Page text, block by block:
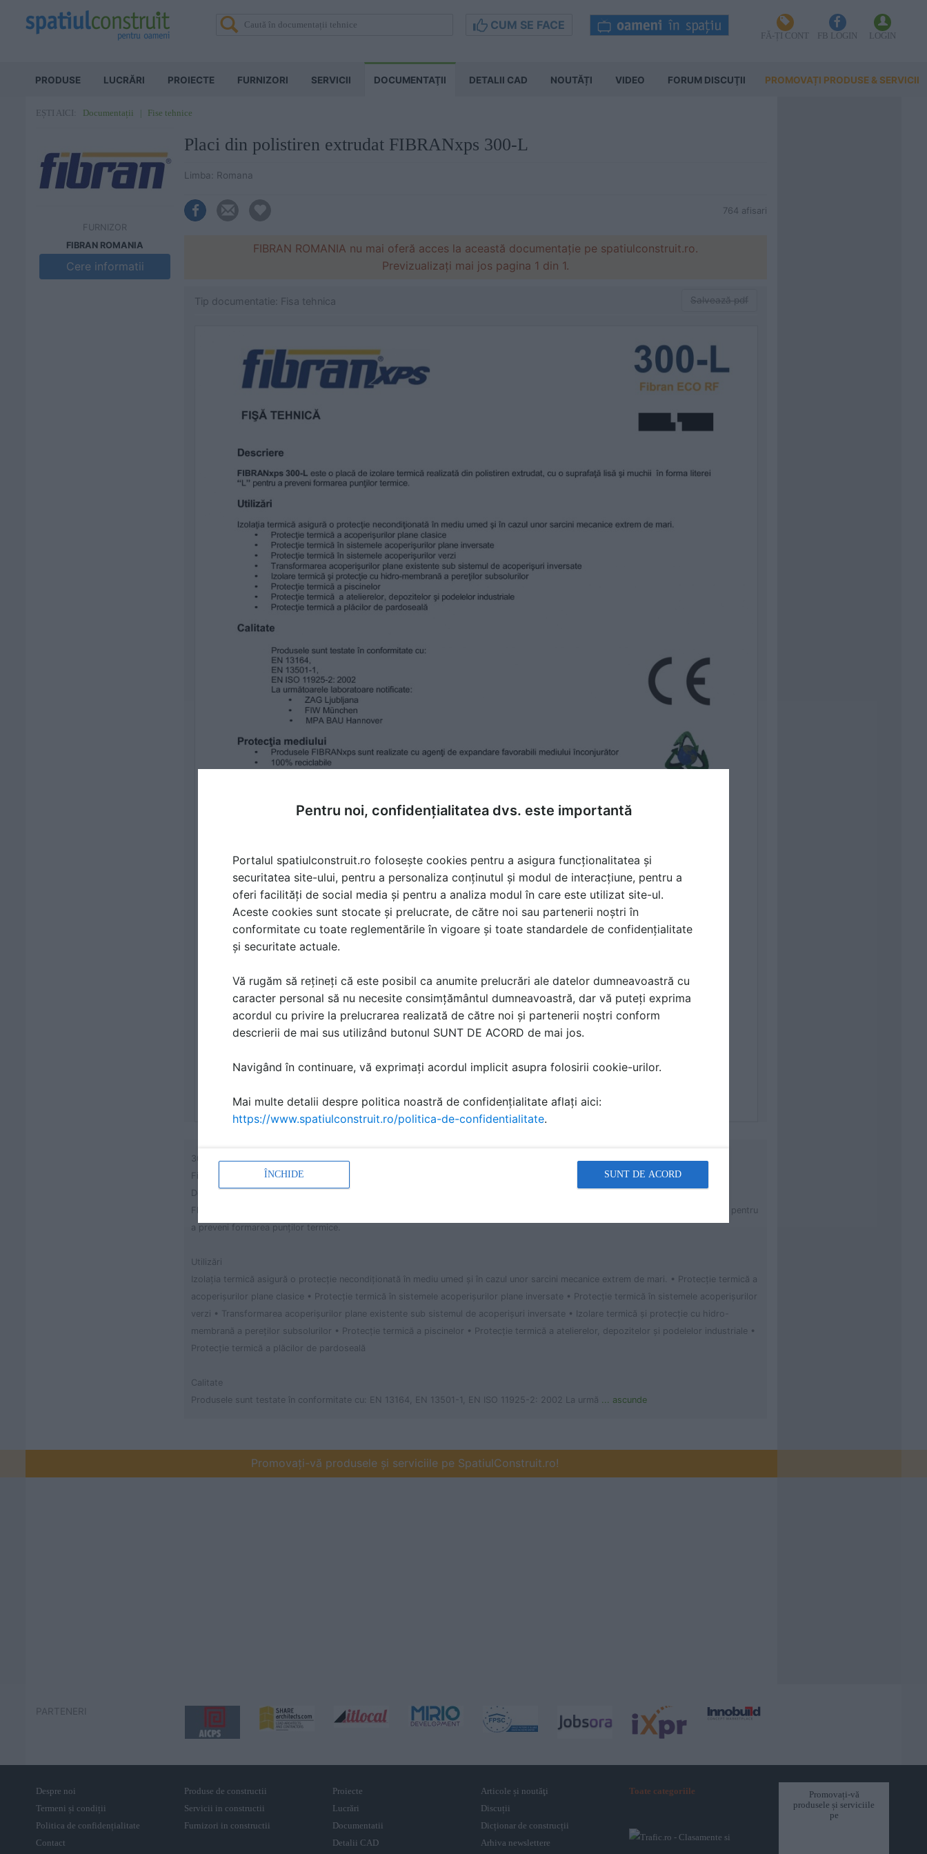
CUM SE FACE
FĂ-ȚI CONT FB LOGIN LOGIN
PRODUSE LUCRĂRI PROIECTE FURNIZORI SERVICII DOCUMENTAŢII DETALII CAD NOUTĂȚI VIDEO FORUM DISCUŢII PROMOVAȚI PRODUSE & SERVICII
EȘTI AICI: Documentații Fise tehnice
FURNIZOR
FIBRAN ROMANIA
Cere informatii
Placi din polistiren extrudat FIBRANxps 300-L
Limba: Romana
764 afisari
FIBRAN ROMANIA nu mai oferă acces la această documentație pe spatiulconstruit.ro.
Previzualizați mai jos pagina 1 din 1.
Tip documentatie: Fisa tehnica Salvează pdf
300-L
Fibran ECO RF FIŞĂ TEHNICĂ
Descriere
FIBRANxps 300-L este o placă de izolare termică realizată din polistiren extrudat, cu o suprafaţă lisă şi muchii în forma literei “L” pentru
a preveni formarea punţilor termice.
Utilizări
Izolaţia termică asigură o protecţie necondiţionată în mediu umed şi în cazul unor sarcini mecanice extrem de mari. • Protecţie termică a
acoperişurilor plane clasice • Protecţie termică în sistemele acoperişurilor plane inversate • Protecţie termică în sistemele acoperişurilor
verzi • Transformarea acoperişurilor plane existente sub sistemul de acoperişuri inversate • Izolare termică şi protecţie cu hidro-
membrană a pereţilor subsolurilor • Protecţie termică a piscinelor • Protecţie termică a atelierelor, depozitelor şi podelelor industriale •
Protecţie termică a plăcilor de pardoseală
Calitate
Produsele sunt testate în conformitate cu: EN 13164, EN 13501-1, EN ISO 11925-2: 2002 La urmă ... ascunde
Promovați-vă produsele și serviciile pe SpatiulConstruit.ro!
PARTENERI
Despre noi
Termeni și condiții
Politica de confidențialitate
Contact
Produse de constructii
Servicii in constructii
Furnizori in constructii
Proiecte
Lucrări
Documentatii
Detalii CAD
Articole și noutăţi
Discuții
Dicționar de construcții
Arhiva newslettere
Toate categoriile
Promovați-vă
produsele și serviciile
pe
Pentru noi, confidențialitatea dvs. este importantă
Portalul spatiulconstruit.ro folosește cookies pentru a asigura funcționalitatea și
securitatea site-ului, pentru a personaliza conținutul și modul de interacțiune, pentru a
oferi facilități de social media și pentru a analiza modul în care este utilizat site-ul.
Aceste cookies sunt stocate și prelucrate, de către noi sau partenerii noștri în
conformitate cu toate reglementările în vigoare și toate standardele de confidențialitate
și securitate actuale.
Vă rugăm să rețineți că este posibil ca anumite prelucrări ale datelor dumneavoastră cu
caracter personal să nu necesite consimțământul dumneavoastră, dar vă puteți exprima
acordul cu privire la prelucrarea realizată de către noi și partenerii noștri conform
descrierii de mai sus utilizând butonul SUNT DE ACORD de mai jos.
Navigând în continuare, vă exprimați acordul implicit asupra folosirii cookie-urilor.
Mai multe detalii despre politica noastră de confidențialitate aflați aici:
https://www.spatiulconstruit.ro/politica-de-confidentialitate.
ÎNCHIDE SUNT DE ACORD